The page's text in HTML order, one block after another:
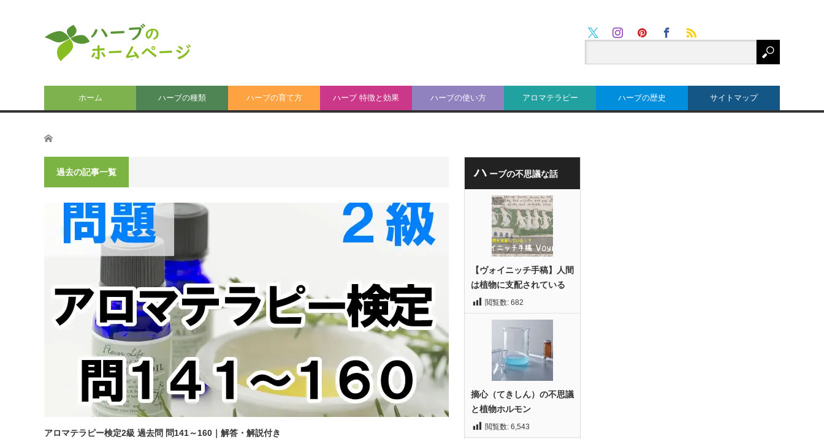
ホーム ハーブの種類 ハーブの育て方 ハーブ 特徴と効果 ハーブの使い方 アロマテラピー ハーブの歴史 サイトマップ
Twitter InstagramPinterestFacebook
RSS
ホーム
過去の記事一覧
アロマテラピー検定2級 過去問 問141～160｜解答・解説付き
ハ ーブの不思議な話
【ヴォイニッチ手稿】人間
は植物に支配されている
閲覧数: 682
摘心（てきしん）の不思議
と植物ホルモン
閲覧数: 6,543